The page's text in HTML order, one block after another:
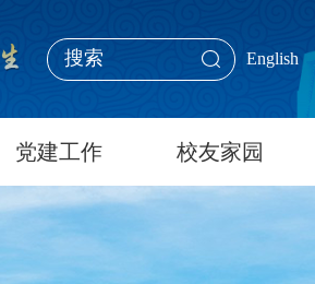
English
党建工作 校友家园